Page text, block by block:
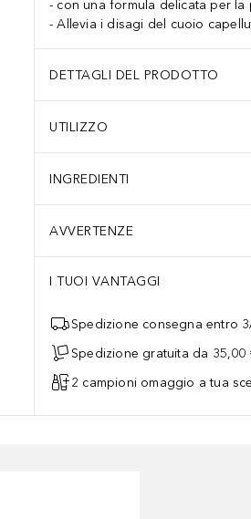
con una formula delicata per la
Allevia i disagi del cuoio
DETTAGLI DEL PRODOTTO
UTILIZZO
INGREDIENTI
AVVERTENZE
I TUOI VANTAGGI
Spedizione consegna entro
Spedizione gratuita da 35,00
2 campioni omaggio a tua